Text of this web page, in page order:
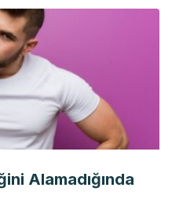
12-397045-9.00002-1
bipolar-disorder/
Alamadığında